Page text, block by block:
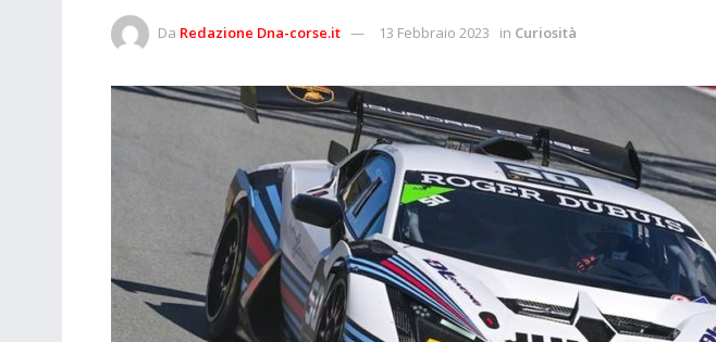
Da Redazione Dna-corse.it 13 Febbraio 2023 in Curiosità